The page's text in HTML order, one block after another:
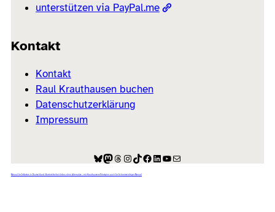
unterstützen via PayPal.me
Kontakt
Kontakt
Raul Krauthausen buchen
Datenschutzerklärung
Impressum
Bluesky
Mastodon
Threads
Instagram
TikTok
Facebook
LinkedIn
YouTube
E-Mail
Manual für Inklusion in Deutschland: Barrierefreiheit leben ohne Alternative – mit Krauthausens Prinzipien auch für Schornsteinfeger Manuel